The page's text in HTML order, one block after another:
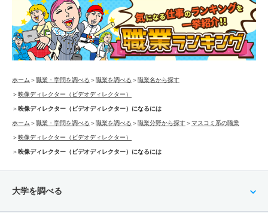
ホーム ＞職業・学問を調べる ＞職業を調べる ＞職業名から探す
＞映像ディレクター（ビデオディレクター）
＞映像ディレクター（ビデオディレクター）になるには
ホーム ＞職業・学問を調べる ＞職業を調べる ＞職業分野から探す＞マスコミ系の職業
＞映像ディレクター（ビデオディレクター）
＞映像ディレクター（ビデオディレクター）になるには
大学を調べる